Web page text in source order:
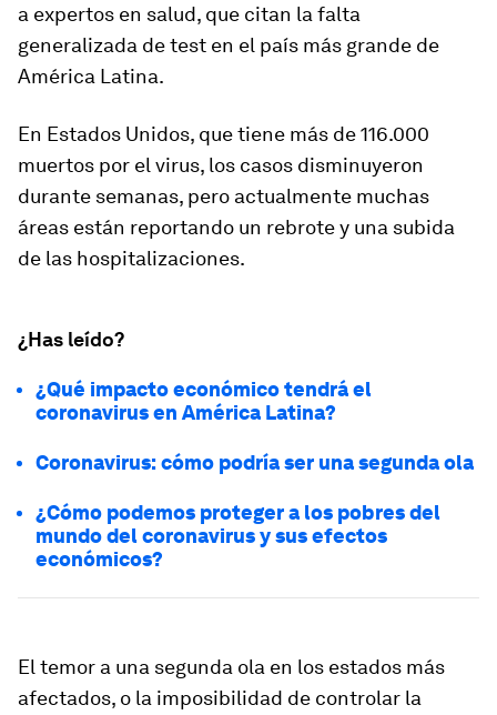
a expertos en salud, que citan la falta
generalizada de test en el país más grande de
América Latina.
En Estados Unidos, que tiene más de 116.000
muertos por el virus, los casos disminuyeron
durante semanas, pero actualmente muchas
áreas están reportando un rebrote y una subida
de las hospitalizaciones.
¿Has leído?
¿Qué impacto económico tendrá el
coronavirus en América Latina?
Coronavirus: cómo podría ser una segunda ola
¿Cómo podemos proteger a los pobres del
mundo del coronavirus y sus efectos
económicos?
El temor a una segunda ola en los estados más
afectados, o la imposibilidad de controlar la